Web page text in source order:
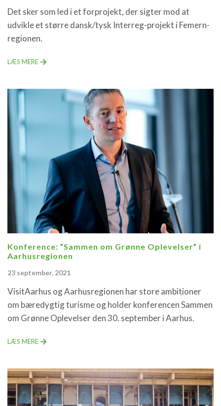
Det sker som led i et forprojekt, der sigter mod at
udvikle et større dansk/tysk Interreg-projekt i Femern-
regionen.
LÆS MERE
Konference: ”Sammen om Grønne Oplevelser” i
Aarhusregionen
23 september, 2021
VisitAarhus og Aarhusregionen har store ambitioner
om bæredygtig turisme og holder konferencen Sammen
om Grønne Oplevelser den 30. september i Aarhus.
LÆS MERE